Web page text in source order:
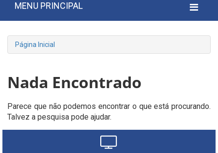
MENU PRINCIPAL
Página Inicial
Nada Encontrado
Parece que não podemos encontrar o que está procurando.
Talvez a pesquisa pode ajudar.